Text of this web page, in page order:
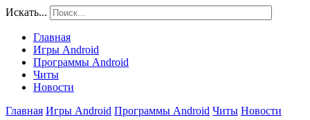
Искать...
Главная
Игры Android
Программы Android
Читы
Новости
Главная Игры Android Программы Android Читы Новости